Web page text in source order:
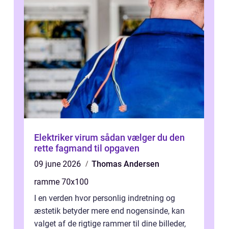
Elektriker virum sådan vælger du den
rette fagmand til opgaven
09 june 2026
Thomas Andersen
ramme 70x100
I en verden hvor personlig indretning og
æstetik betyder mere end nogensinde, kan
valget af de rigtige rammer til dine billeder,